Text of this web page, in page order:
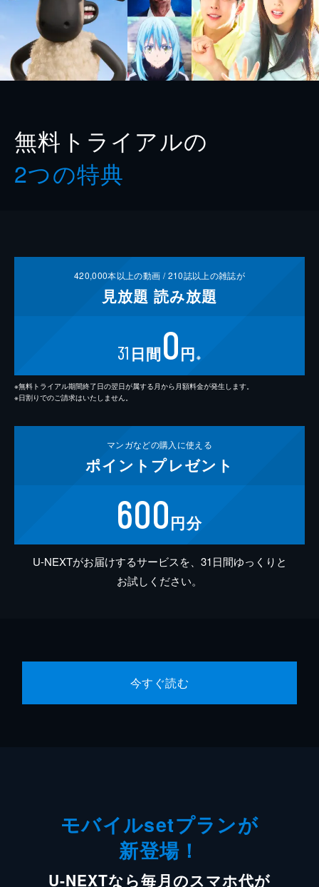
無料トライアルの
2つの特典
420,000本以上の動画 /210誌以上の雑誌が
見放題 読み放題
31 日間0円 ※
※無料トライアル期間終了日の翌日が属する月から月額料金が発生します。
※日割りでのご請求はいたしません。
マンガなどの購入に使える
ポイント プレゼント
600円分
U-NEXTがお届けするサービスを、31日間ゆっくりと
お試しください。
今すぐ読む
モバイルsetプランが
新登場！
U-NEXTなら毎月のスマホ代が